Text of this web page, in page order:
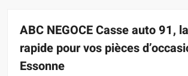
ABC NEGOCE Casse auto 91,
rapide pour vos pièces
Essonne